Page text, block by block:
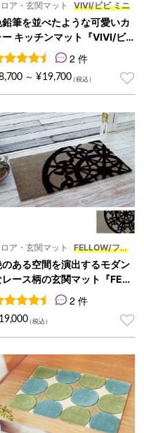
のうち、4.50点
ア・玄関マット VIVI/ビビ ミニ
鉛筆を並べたような可愛いカ
ー キッチンマット『VIVI/ビ
ミニ』
の利用者評価に基づく5段
2 件
～ ¥19,700
ア・玄関マット
FELLOW/フェ
ミニ
のある空間を演出するモダン
ース柄の玄関マット『FELL
フェロー ミニ』
の利用者評価に基づく5段
2 件
19,000